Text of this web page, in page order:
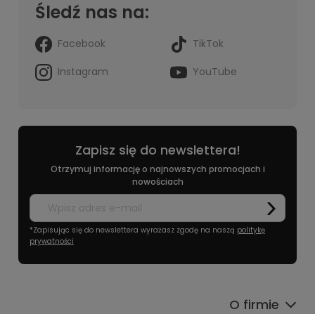
Śledź nas na:
Facebook
TikTok
Instagram
YouTube
Zapisz się do newslettera!
Otrzymuj informację o najnowszych promocjach i
nowościach
*Zapisując się do newslettera wyrażasz zgodę na naszą politykę
prywatności
O firmie